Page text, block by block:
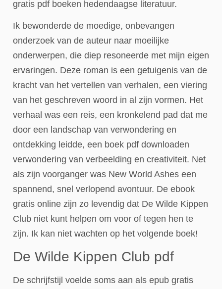
gratis pdf boeken hedendaagse literatuur.
Ik bewonderde de moedige, onbevangen
onderzoek van de auteur naar moeilijke
onderwerpen, die diep resoneerde met mijn eigen
ervaringen. Deze roman is een getuigenis van de
kracht van het vertellen van verhalen, een viering
van het geschreven woord in al zijn vormen. Het
verhaal was een reis, een kronkelend pad dat me
door een landschap van verwondering en
ontdekking leidde, een boek pdf downloaden
verwondering van verbeelding en creativiteit. Net
als zijn voorganger was New World Ashes een
spannend, snel verlopend avontuur. De ebook
gratis online zijn zo levendig dat De Wilde Kippen
Club niet kunt helpen om voor of tegen hen te
zijn. Ik kan niet wachten op het volgende boek!
De Wilde Kippen Club pdf
De schrijfstijl voelde soms aan als epub gratis